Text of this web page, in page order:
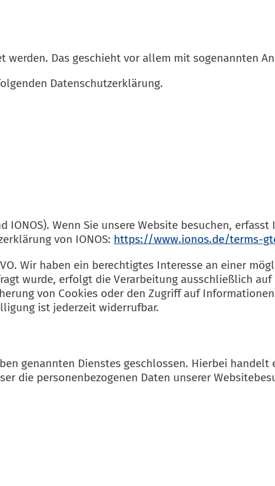
Das geschieht vor allem mit sogenannten
Datenschutzerklärung.
Wenn Sie unsere Website besuchen, erfasst
von IONOS: https://www.ionos.de/terms-
Wir haben ein berechtigtes Interesse an einer
wurde, erfolgt die Verarbeitung ausschließlich auf
von Cookies oder den Zugriff auf
ist jederzeit widerrufbar.
genannten Dienstes geschlossen. Hierbei handelt
die personenbezogenen Daten unserer